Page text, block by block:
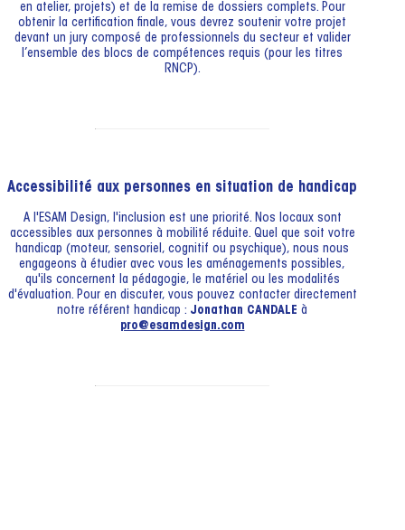
en atelier, projets) et de la remise de dossiers complets. Pour
obtenir la certification finale, vous devrez soutenir votre projet
devant un jury composé de professionnels du secteur et valider
l’ensemble des blocs de compétences requis (pour les titres
RNCP).
Accessibilité aux personnes en situation de handicap
A l'ESAM Design, l'inclusion est une priorité. Nos locaux sont
accessibles aux personnes à mobilité réduite. Quel que soit votre
handicap (moteur, sensoriel, cognitif ou psychique), nous nous
engageons à étudier avec vous les aménagements possibles,
qu'ils concernent la pédagogie, le matériel ou les modalités
d'évaluation. Pour en discuter, vous pouvez contacter directement
notre référent handicap : Jonathan CANDALE à
pro@esamdesign.com